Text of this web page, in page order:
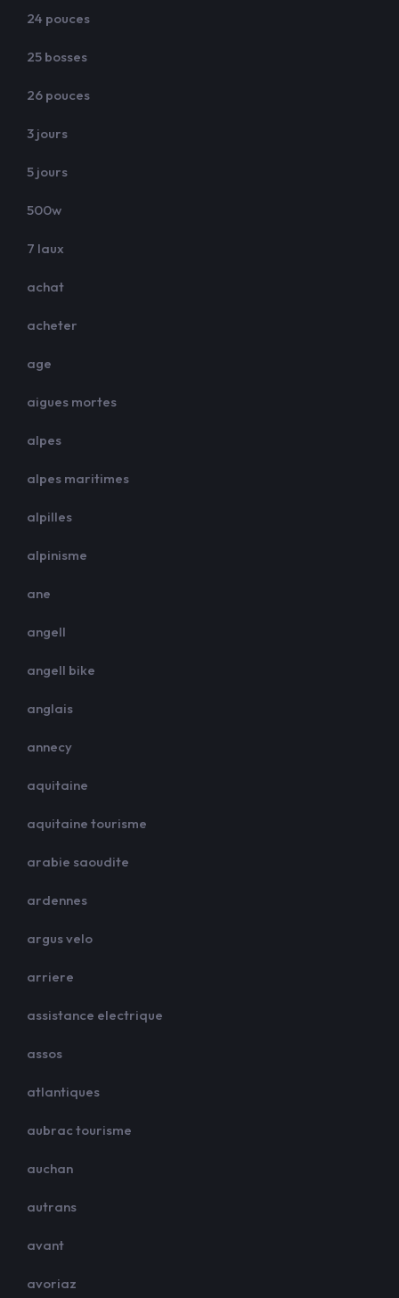
24 pouces
25 bosses
26 pouces
3 jours
5 jours
500w
7 laux
achat
acheter
age
aigues mortes
alpes
alpes maritimes
alpilles
alpinisme
ane
angell
angell bike
anglais
annecy
aquitaine
aquitaine tourisme
arabie saoudite
ardennes
argus velo
arriere
assistance electrique
assos
atlantiques
aubrac tourisme
auchan
autrans
avant
avoriaz